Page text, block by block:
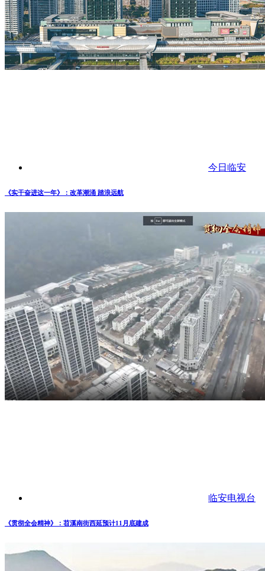
今日临安
《实干奋进这一年》：改革潮涌 踏浪远航
临安电视台
《贯彻全会精神》：苕溪南街西延预计11月底建成